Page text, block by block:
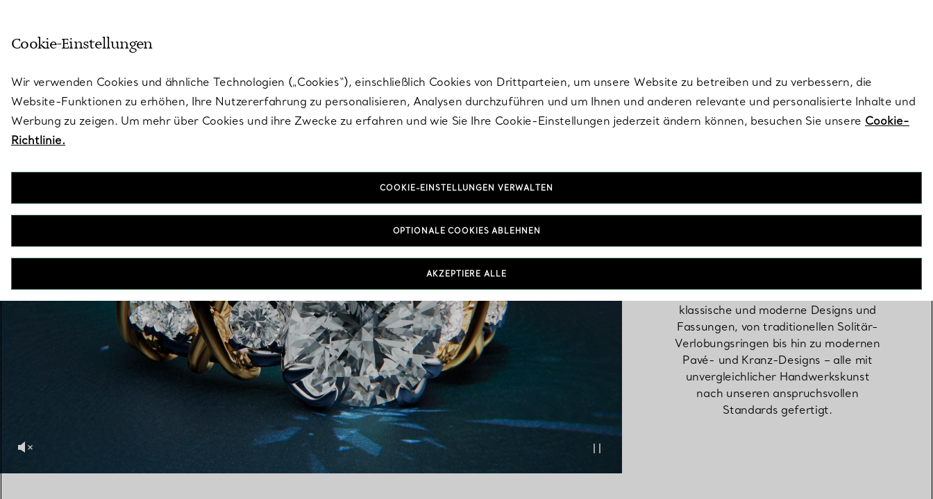
Eheringe für Damen Eheringe für Herren Partnerringe
Eherings
Terminmit einem Tiffany-Diamantenexperten.
Verlobungsringe
Nur Tiffany kann einen Diamantring
wirklich würdig ist. Entdecken Sie
klassische und moderne Designs und
Fassungen, von traditionellen Solitär-
Verlobungsringen bis hin zu modernen
Pavé- und Kranz-Designs – alle mit
unvergleichlicher Handwerkskunst
nach unseren anspruchsvollen
Standards gefertigt.
Cookie-Einstellungen
Wir verwenden Cookies und ähnliche Technologien („Cookies“), einschließlich Cookies von Drittparteien, um unsere Website zu betreiben und zu verbessern, die
Website-Funktionen zu erhöhen, Ihre Nutzererfahrung zu personalisieren, Analysen durchzuführen und um Ihnen und anderen relevante und personalisierte Inhalte und
Werbung zu zeigen. Um mehr über Cookies und ihre Zwecke zu erfahren und wie Sie Ihre Cookie-Einstellungen jederzeit ändern können, besuchen Sie unsere Cookie-
Richtlinie.
COOKIE-EINSTELLUNGEN VERWALTEN
OPTIONALE COOKIES ABLEHNEN
AKZEPTIERE ALLE